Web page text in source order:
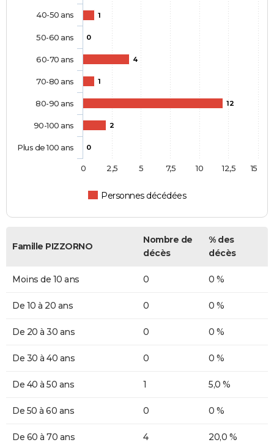
1
0
4
1
12
2
0
Personnes décédées
40-50 ans
50-60 ans
60-70 ans
70-80 ans
80-90 ans
90-100 ans
Plus de 100 ans
0 2,5 5 7,5 10 12,5 15
Famille PIZZORNO
Nombre de
décès
% des
décès
Moins de 10 ans 0 0 %
De 10 à 20 ans 0 0 %
De 20 à 30 ans 0 0 %
De 30 à 40 ans 0 0 %
De 40 à 50 ans 1 5,0 %
De 50 à 60 ans 0 0 %
De 60 à 70 ans 4 20,0 %